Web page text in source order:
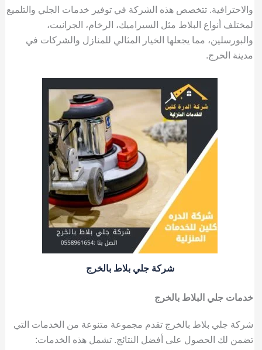
والاحترافية. تتخصص هذه الشركة في توفير خدمات الجلي والتلميع
لمختلف أنواع البلاط مثل السيراميك، الرخام، الجرانيت،
والبورسلين، مما يجعلها الخيار المثالي للمنازل والشركات في
مدينة الخرج.
شركة جلي بلاط بالخرج
خدمات جلي البلاط بالخرج
شركة جلي بلاط بالخرج تقدم مجموعة متنوعة من الخدمات التي
تضمن لك الحصول على أفضل النتائج. تشمل هذه الخدمات: